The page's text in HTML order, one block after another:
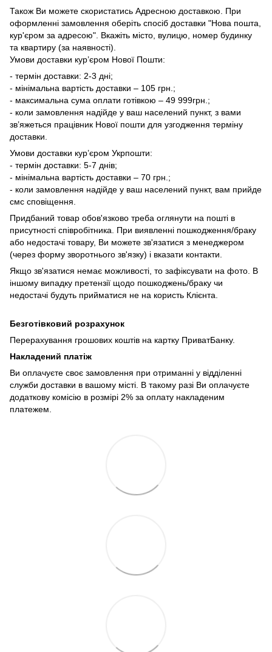
Також Ви можете скористатись Адресною доставкою. При
оформленні замовлення оберіть спосіб доставки "Нова пошта,
кур'єром за адресою". Вкажіть місто, вулицю, номер будинку
та квартиру (за наявності).
Умови доставки кур’єром Нової Пошти:
- термін доставки: 2-3 дні;
- мінімальна вартість доставки – 105 грн.;
- максимальна сума оплати готівкою – 49 999грн.;
- коли замовлення надійде у ваш населений пункт, з вами
зв’яжеться працівник Нової пошти для узгодження терміну
доставки.
Умови доставки кур’єром Укрпошти:
- термін доставки: 5-7 днів;
- мінімальна вартість доставки – 70 грн.;
- коли замовлення надійде у ваш населений пункт, вам прийде
смс сповіщення.
Придбаний товар обов'язково треба оглянути на пошті в
присутності співробітника. При виявленні пошкодження/браку
або недостачі товару, Ви можете зв'язатися з менеджером
(через форму зворотнього зв'язку) і вказати контакти.
Якщо зв'язатися немає можливості, то зафіксувати на фото. В
іншому випадку претензії щодо пошкоджень/браку чи
недостачі будуть прийматися не на користь Клієнта.
Безготівковий розрахунок
Перерахування грошових коштів на картку ПриватБанку.
Накладений платіж
Ви оплачуєте своє замовлення при отриманні у відділенні
служби доставки в вашому місті. В такому разі Ви оплачуєте
додаткову комісію в розмірі 2% за оплату накладеним
платежем.